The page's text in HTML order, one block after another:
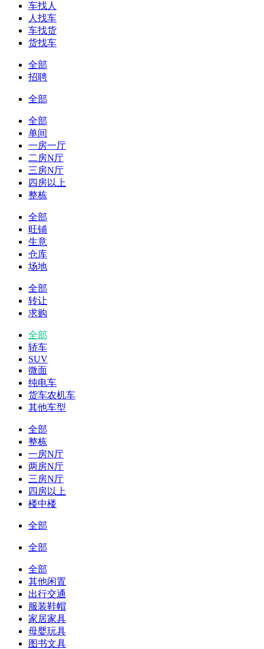
车找人
人找车
车找货
货找车
全部
招聘
全部
全部
单间
一房一厅
二房N厅
三房N厅
四房以上
整栋
全部
旺铺
生意
仓库
场地
全部
转让
求购
全部
轿车
SUV
微面
纯电车
货车农机车
其他车型
全部
整栋
一房N厅
两房N厅
三房N厅
四房以上
楼中楼
全部
全部
全部
其他闲置
出行交通
服装鞋帽
家居家具
母婴玩具
图书文具